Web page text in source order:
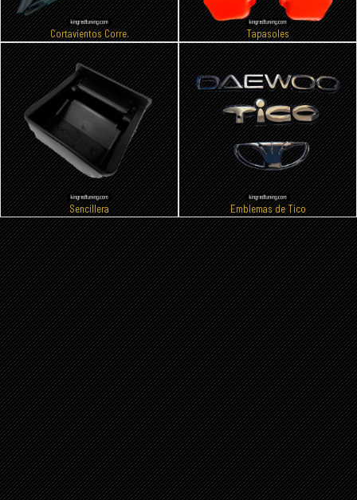
Cortavientos Corre. Tapasoles
Sencillera Emblemas de Tico